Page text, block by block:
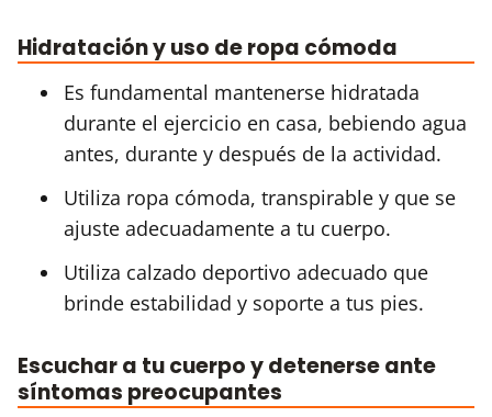
Hidratación y uso de ropa cómoda
Es fundamental mantenerse hidratada
durante el ejercicio en casa, bebiendo agua
antes, durante y después de la actividad.
Utiliza ropa cómoda, transpirable y que se
ajuste adecuadamente a tu cuerpo.
Utiliza calzado deportivo adecuado que
brinde estabilidad y soporte a tus pies.
Escuchar a tu cuerpo y detenerse ante
síntomas preocupantes